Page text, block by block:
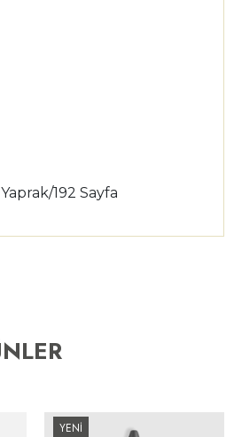
192 Sayfa
YENİ